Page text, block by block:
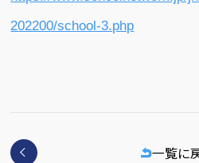
202200/school-3.php
一覧に